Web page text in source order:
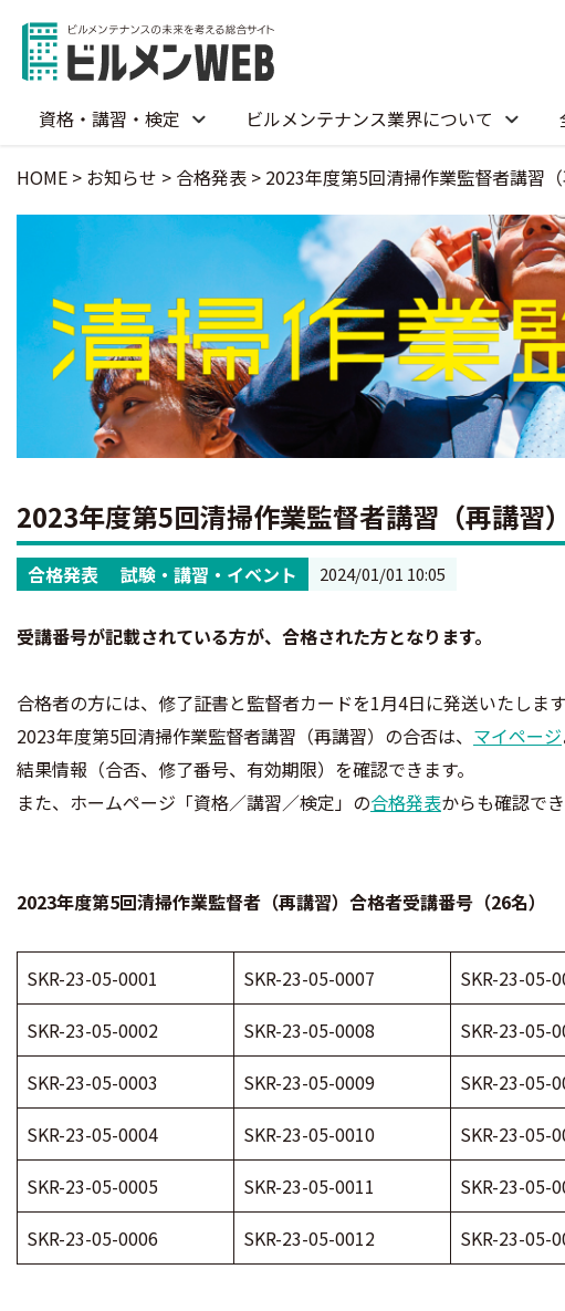
資格・講習・検定 ビルメンテナンス業界について
HOME > お知らせ > 合格発表 > 2023年度第5回清掃作業監督者講習
2023年度第5回清掃作業監督者講習（再講習
合格発表 試験・講習・イベント 2024/01/01 10:05
受講番号が記載されている方が、合格された方となります。
合格者の方には、修了証書と監督者カードを1月4日に発送いたします
2023年度第5回清掃作業監督者講習（再講習）の合否は、 マイページ
結果情報（合否、修了番号、有効期限）を確認できます。
また、ホームページ「資格／講習／検定」の合格発表からも確認でき
2023年度第5回清掃作業監督者（再講習）合格者受講番号（26名）
SKR-23-05-0001 SKR-23-05-0007 SKR-23-05-
SKR-23-05-0002
SKR-23-05-0008 SKR-23-05-
SKR-23-05-0003
SKR-23-05-0009 SKR-23-05-
SKR-23-05-0004
SKR-23-05-0010 SKR-23-05-
SKR-23-05-0005
SKR-23-05-0011 SKR-23-05-
SKR-23-05-0006
SKR-23-05-0012 SKR-23-05-